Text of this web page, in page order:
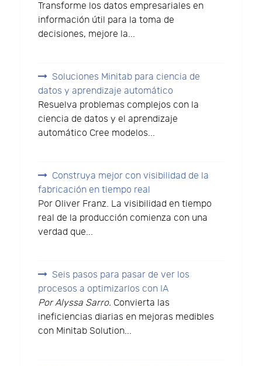
Transforme los datos empresariales en
información útil para la toma de
decisiones, mejore la...
Soluciones Minitab para ciencia de
datos y aprendizaje automático
Resuelva problemas complejos con la
ciencia de datos y el aprendizaje
automático Cree modelos...
Construya mejor con visibilidad de la
fabricación en tiempo real
Por Oliver Franz. La visibilidad en tiempo
real de la producción comienza con una
verdad que...
Seis pasos para pasar de ver los
procesos a optimizarlos con IA
Por Alyssa Sarro. Convierta las
ineficiencias diarias en mejoras medibles
con Minitab Solution...